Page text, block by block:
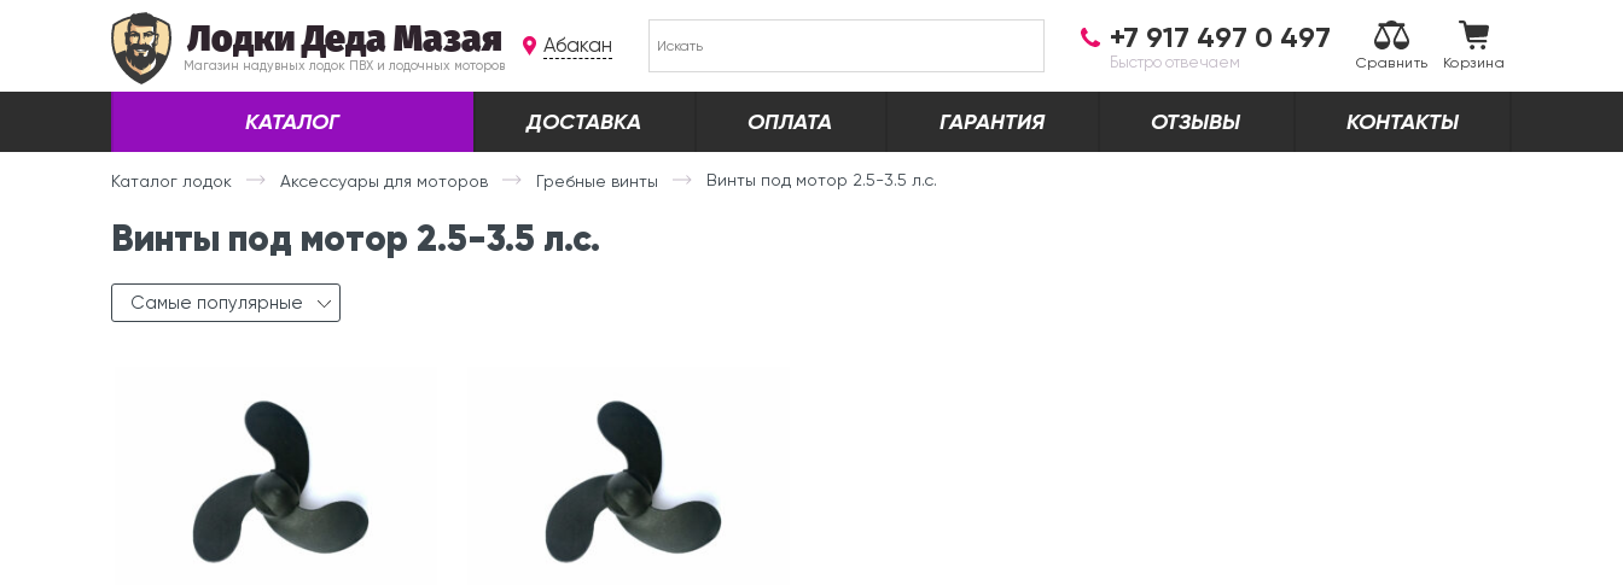
Лодки Деда Мазая
Магазин надувных лодок ПВХ и лодочных моторов
Абакан +7 917 497 0 497
Быстро отвечаем Сравнить Корзина
КАТАЛОГ ДОСТАВКА ОПЛАТА ГАРАНТИЯ ОТЗЫВЫ КОНТАКТЫ
Каталог лодок Аксессуары для моторов Гребные винты Винты под мотор 2.5-3.5 л.с.
Винты под мотор 2.5-3.5 л.с.
Самые популярные